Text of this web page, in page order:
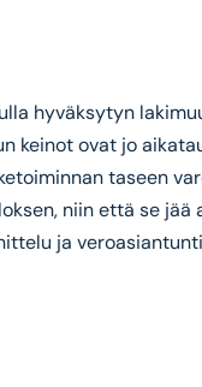
hyväksytyn
keinot ovat jo
taseen
niin että se jää
ja